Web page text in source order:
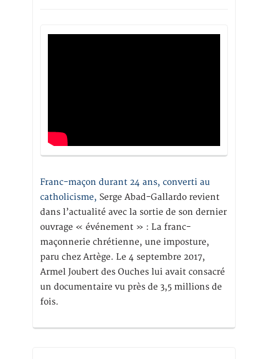
Franc-maçon durant 24 ans, converti au
catholicisme, Serge Abad-Gallardo revient
dans l’actualité avec la sortie de son dernier
ouvrage « événement » : La franc-
maçonnerie chrétienne, une imposture,
paru chez Artège. Le 4 septembre 2017,
Armel Joubert des Ouches lui avait consacré
un documentaire vu près de 3,5 millions de
fois.